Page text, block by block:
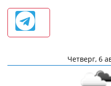
Четверг, 6